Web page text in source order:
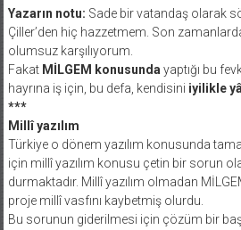
Yazarın notu: Sade bir vatandaş olarak
Çiller’den hiç hazzetmem. Son
olumsuz karşılıyorum.
Fakat MİLGEM konusundayaptığı bu
hayrına iş için, bu defa, kendisini iyilikle
***
Millî yazılım
Türkiye o dönem yazılım konusunda
için millî yazılım konusu çetin bir sorun
durmaktadır. Millî yazılım olmadan
proje millî vasfını kaybetmiş olurdu.
Bu sorunun giderilmesi için çözüm bir